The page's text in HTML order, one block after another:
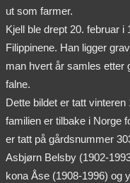
ut som farmer.
Kjell ble drept 20. februar i
Filippinene. Han ligger
man hvert år samles etter
falne.
Dette bildet er tatt
familien er tilbake i Norge
er tatt på gårdsnummer
Asbjørn Belsby (1902-
kona Åse (1908-1996) og